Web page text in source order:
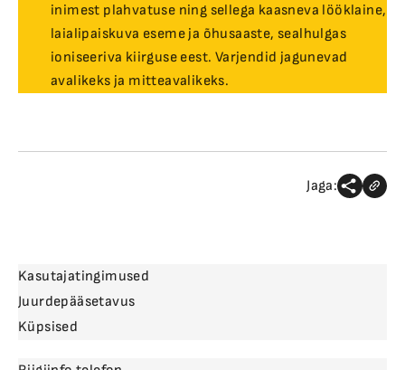
inimest plahvatuse ning sellega kaasneva lööklaine,
laialipaiskuva eseme ja õhusaaste, sealhulgas
ioniseeriva kiirguse eest. Varjendid jagunevad
avalikeks ja mitteavalikeks.
Jaga:
Kasutajatingimused
Juurdepääsetavus
Küpsised